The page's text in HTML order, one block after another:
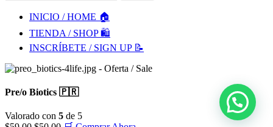
INICIO / HOME 🏠
TIENDA / SHOP 🛍️
INSCRÍBETE / SIGN UP 📝
Pre/o Biotics 🇵🇷
Valorado con 5 de 5